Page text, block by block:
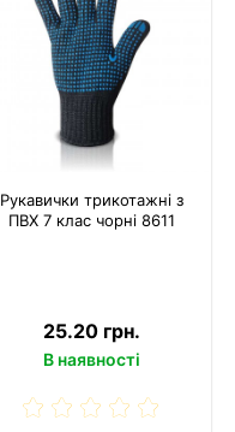
Рукавички трикотажні з
ПВХ 7 клас чорні 8611
25.20 грн.
В наявності